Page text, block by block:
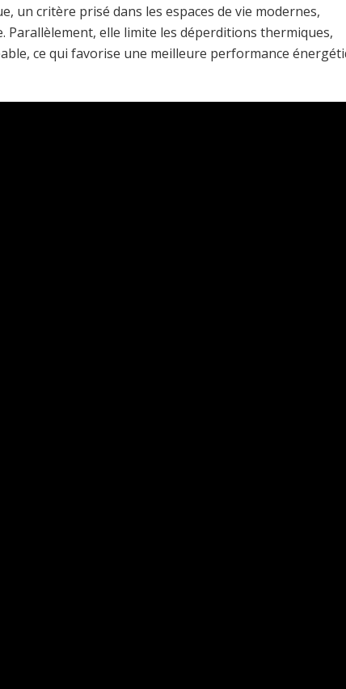
un critère prisé dans les espaces de vie modernes,
Parallèlement, elle limite les déperditions thermiques,
ce qui favorise une meilleure performance